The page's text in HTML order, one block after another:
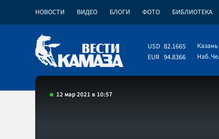
НОВОСТИ ВИДЕО БЛОГИ ФОТО БИБЛИОТЕКА
USD 82.1665
EUR 94.8366
Казань
12 мар 2021 в 10:57